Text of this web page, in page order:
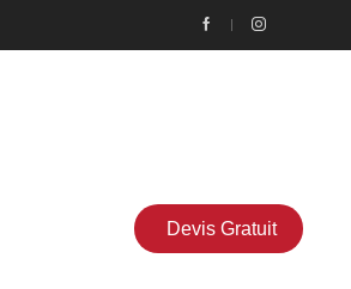
Devis Gratuit